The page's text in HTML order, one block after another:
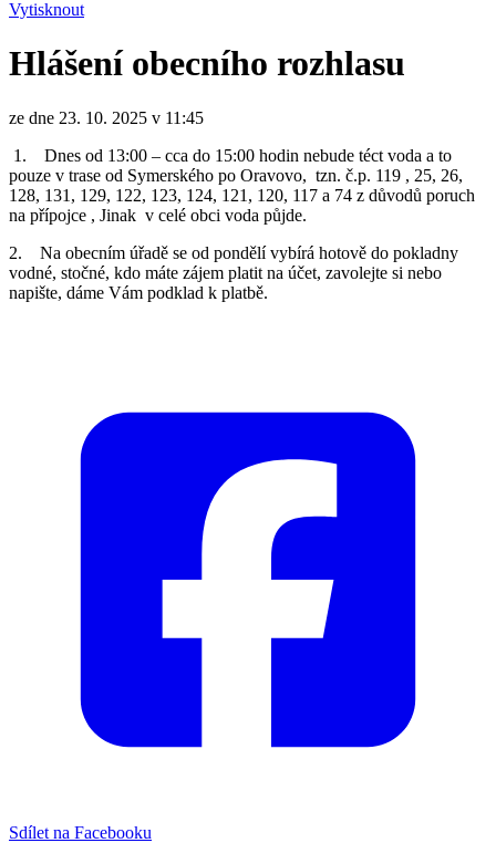
Vytisknout
Hlášení obecního rozhlasu
ze dne 23. 10. 2025 v 11:45
1. Dnes od 13:00 – cca do 15:00 hodin nebude téct voda a to
pouze v trase od Symerského po Oravovo, tzn. č.p. 119 , 25, 26,
128, 131, 129, 122, 123, 124, 121, 120, 117 a 74 z důvodů poruch
na přípojce , Jinak v celé obci voda půjde.
2. Na obecním úřadě se od pondělí vybírá hotově do pokladny
vodné, stočné, kdo máte zájem platit na účet, zavolejte si nebo
napište, dáme Vám podklad k platbě.
Sdílet na Facebooku